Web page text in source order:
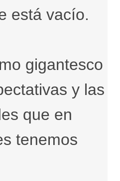
está vacío.
gigantesco
y las
que en
tenemos